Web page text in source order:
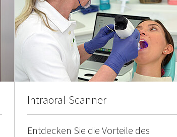
Intraoral-Scanner
Entdecken Sie die Vorteile des